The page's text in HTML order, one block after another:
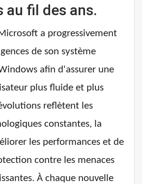
au fil des ans.
a progressivement
de son système
afin d'assurer une
plus fluide et plus
reflètent les
constantes, la
les performances et de
contre les menaces
À chaque nouvelle